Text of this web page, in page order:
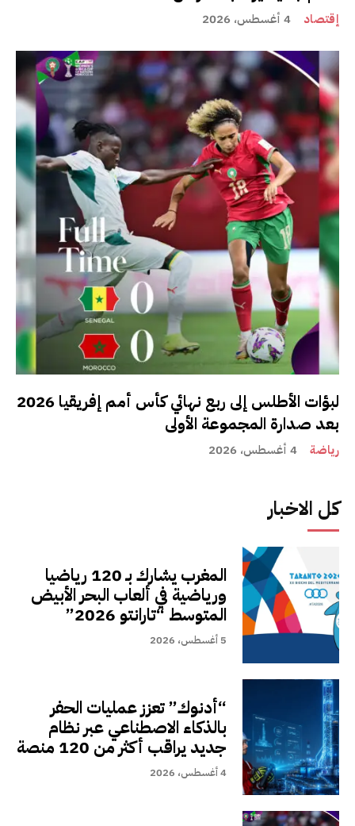
إقتصاد 4 أغسطس، 2026
لبؤات الأطلس إلى ربع نهائي كأس أمم إفريقيا 2026
بعد صدارة المجموعة الأولى
رياضة 4 أغسطس، 2026
كل الاخبار
المغرب يشارك بـ 120 رياضيا
ورياضية في ألعاب البحر الأبيض
المتوسط “تارانتو 2026”
5 أغسطس، 2026
“أدنوك” تعزز عمليات الحفر
بالذكاء الاصطناعي عبر نظام
جديد يراقب أكثر من 120 منصة
4 أغسطس، 2026